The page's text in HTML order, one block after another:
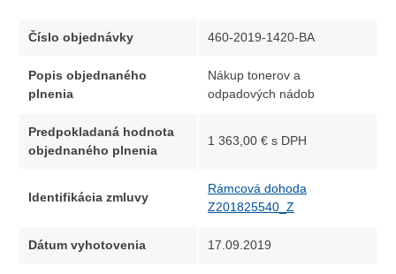
Číslo objednávky 460-2019-1420-BA
Popis objednaného
plnenia
Nákup tonerov a
odpadových nádob
Predpokladaná hodnota
objednaného plnenia
1 363,00 € s DPH
Identifikácia zmluvy
Rámcová dohoda
Z201825540_Z
Dátum vyhotovenia 17.09.2019